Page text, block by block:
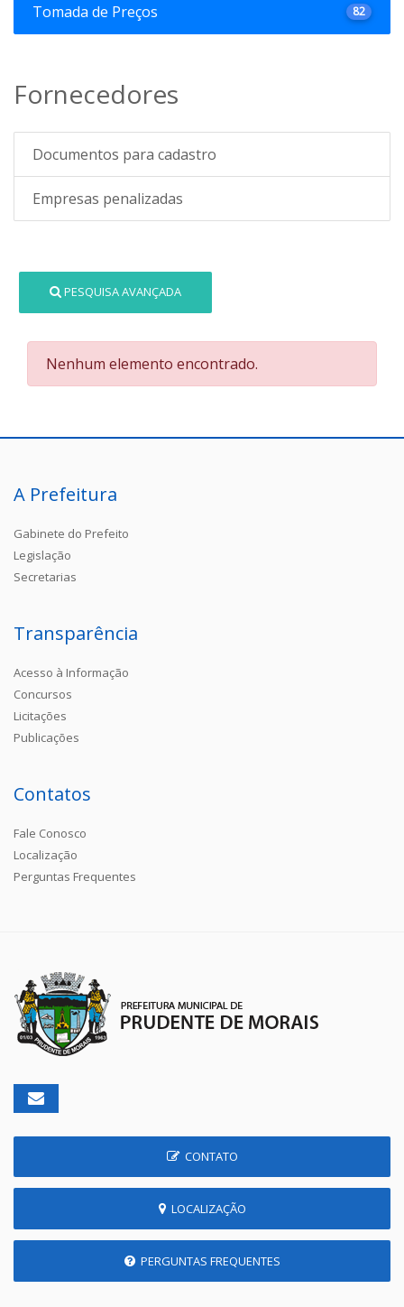
Tomada de Preços 82
Fornecedores
Documentos para cadastro
Empresas penalizadas
PESQUISA AVANÇADA
Nenhum elemento encontrado.
A Prefeitura
Gabinete do Prefeito
Legislação
Secretarias
Transparência
Acesso à Informação
Concursos
Licitações
Publicações
Contatos
Fale Conosco
Localização
Perguntas Frequentes
CONTATO
LOCALIZAÇÃO
PERGUNTAS FREQUENTES